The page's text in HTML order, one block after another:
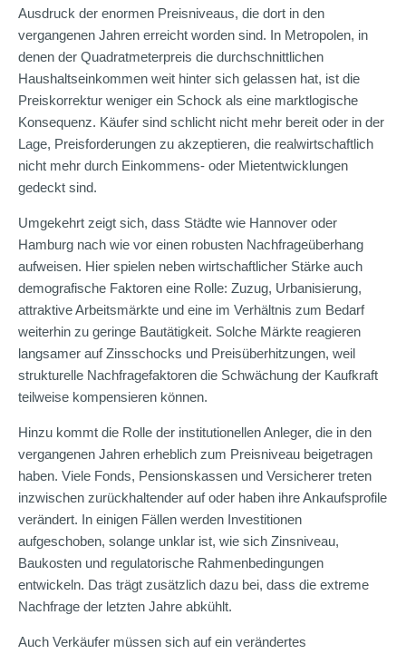
Ausdruck der enormen Preisniveaus, die dort in den
vergangenen Jahren erreicht worden sind. In Metropolen, in
denen der Quadratmeterpreis die durchschnittlichen
Haushaltseinkommen weit hinter sich gelassen hat, ist die
Preiskorrektur weniger ein Schock als eine marktlogische
Konsequenz. Käufer sind schlicht nicht mehr bereit oder in der
Lage, Preisforderungen zu akzeptieren, die realwirtschaftlich
nicht mehr durch Einkommens- oder Mietentwicklungen
gedeckt sind.
Umgekehrt zeigt sich, dass Städte wie Hannover oder
Hamburg nach wie vor einen robusten Nachfrageüberhang
aufweisen. Hier spielen neben wirtschaftlicher Stärke auch
demografische Faktoren eine Rolle: Zuzug, Urbanisierung,
attraktive Arbeitsmärkte und eine im Verhältnis zum Bedarf
weiterhin zu geringe Bautätigkeit. Solche Märkte reagieren
langsamer auf Zinsschocks und Preisüberhitzungen, weil
strukturelle Nachfragefaktoren die Schwächung der Kaufkraft
teilweise kompensieren können.
Hinzu kommt die Rolle der institutionellen Anleger, die in den
vergangenen Jahren erheblich zum Preisniveau beigetragen
haben. Viele Fonds, Pensionskassen und Versicherer treten
inzwischen zurückhaltender auf oder haben ihre Ankaufsprofile
verändert. In einigen Fällen werden Investitionen
aufgeschoben, solange unklar ist, wie sich Zinsniveau,
Baukosten und regulatorische Rahmenbedingungen
entwickeln. Das trägt zusätzlich dazu bei, dass die extreme
Nachfrage der letzten Jahre abkühlt.
Auch Verkäufer müssen sich auf ein verändertes